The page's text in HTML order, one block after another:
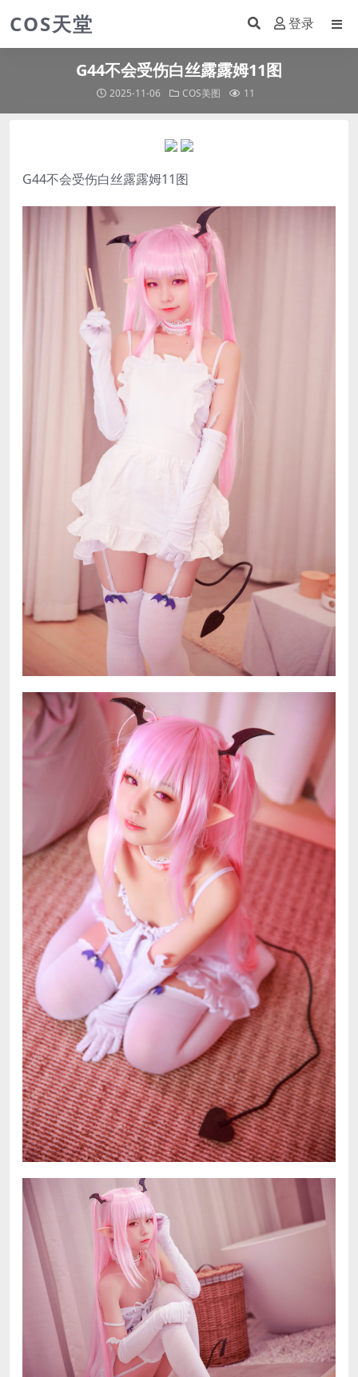
COS天堂 登录
G44不会受伤白丝露露姆11图
2025-11-06 COS美图 11
G44不会受伤白丝露露姆11图